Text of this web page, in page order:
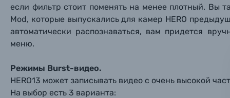
Имя
Имя
Объективы для фотоаппаратов
Аксессуары для фото и видеокамер
Вами с
если фильтр стоит поменять на менее плотный. Вы
Mod, которые выпускались для камер HERO
автоматически распознаваться, вам придется
меню.
Режимы Burst-видео.
HERO13 может записывать видео с очень высокой
На выбор есть 3 варианта:
Имя